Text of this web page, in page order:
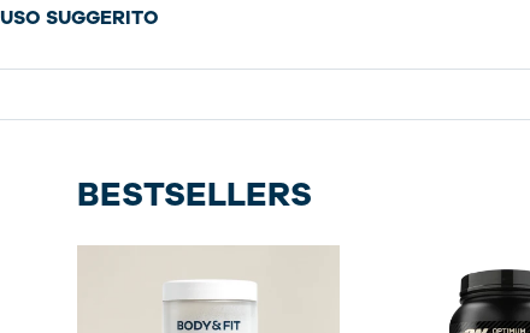
USO SUGGERITO
BESTSELLERS